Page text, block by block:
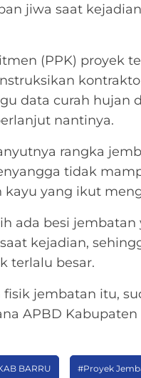
jiwa saat
(PPK) proyek
data curah hujan
nantinya.
rangka
tidak
kayu yang ikut
ada besi
kejadian,
terlalu besar.
jembatan itu,
APBD
BARRU #Proyek